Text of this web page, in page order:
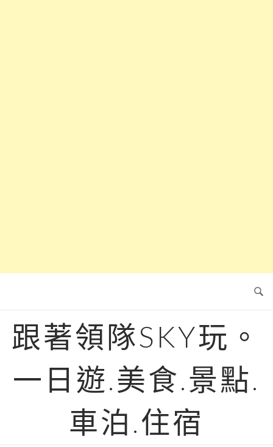
跟著領隊SKY玩。
一日遊.美食.景點.
車泊.住宿